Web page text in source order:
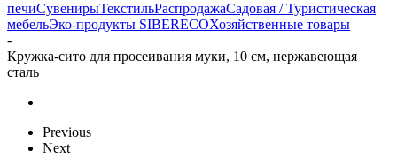
печиСувенирыТекстильРаспродажаСадовая / Туристическая
мебельЭко-продукты SIBERECOХозяйственные товары
-
Кружка-сито для просеивания муки, 10 см, нержавеющая
сталь
Previous
Next